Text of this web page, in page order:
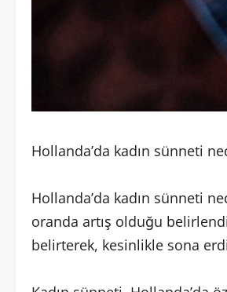
Hollanda’da kadın sünneti
Hollanda’da kadın sünneti
oranda artış olduğu
belirterek, kesinlikle sona